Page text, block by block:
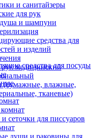
и санитайзеры
для рук
и шампуни
средства для
и изделий
медицинский
(бумажные, влажные,
тканевые)
средства для посуды
сеточки для писсуаров
души и раковины для